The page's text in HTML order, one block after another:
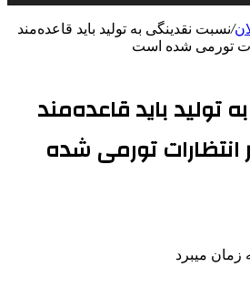
/نسبت نقدینگی به تولید باید قاعده‌مند
تورمی شده است
تولید باید قاعده‌مند
انتظارات تورمی شده